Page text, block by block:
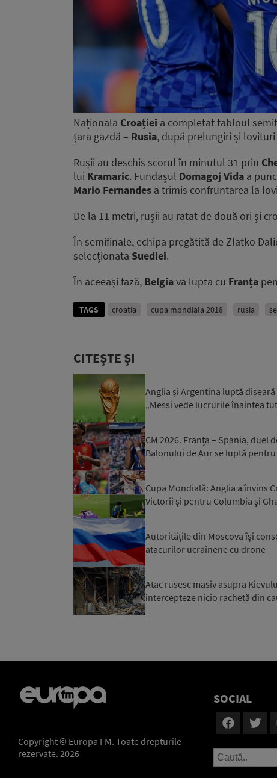
Naționala Croației a completat tabloul
țara gazdă – Rusia, după prelungiri și
Rușii au deschis scorul în minutul 31 prin
lui Kramaric. Fundașul Domagoj Vida a
Mario Fernandes a trimis confruntarea la
De la 11 metri, rușii au ratat de două ori și
În semifinale, echipa pregătită de Zlatko
selecționata Suediei.
În aceeași fază, Belgiava lupta cu Franța
TAGS croatia cupa mondiala 2018 rusia
CITEȘTE ȘI
Anglia și Argentina luptă
„Messi vede lucrurile înaintea
CM 2026. Franța – Spania, duel
Balonului de Aur se luptă
Cupa Mondială: Anglia a învins
Victorii și pentru Columbia și
Autoritățile din Moscova își
atacurilor ucrainene cu drone
Atac rusesc masiv asupra
intercepteze nicio rachetă din
Copyright © Europa FM. Toate drepturile
rezervate. 2026
SOCIAL